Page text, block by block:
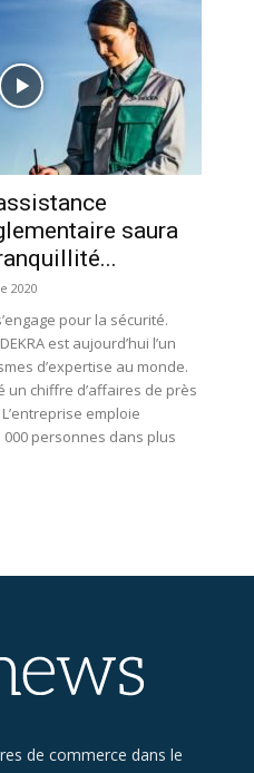
saura
2020
pour la sécurité.
est aujourd’hui l’un
d’expertise au monde.
un chiffre d’affaires de près
emploie
personnes dans plus
de commerce dans le